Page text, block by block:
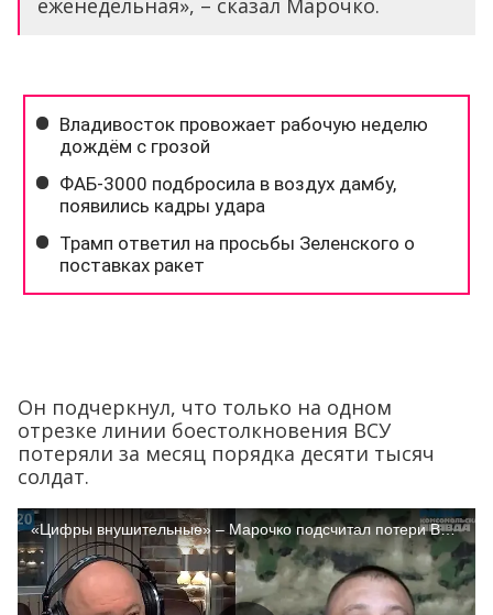
Он подчеркнул, что только на одном
отрезке линии боестолкновения ВСУ
потеряли за месяц порядка десяти тысяч
солдат.